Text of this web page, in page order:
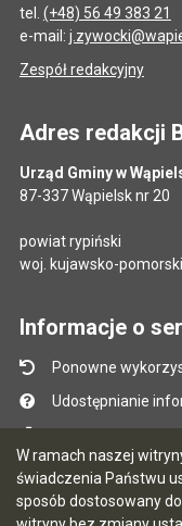
W ramach naszej
świadczenia Państwu
sposób dostosowany
tel. (+48) 56 49 383 21
e-mail:
Zespół redakcyjny
Adres redakcji
Urząd Gminy w
87-337 Wąpielsk nr 20
powiat rypiński
woj. kujawsko-
Informacje o
Ponowne
Udostępnianie
Mapa serwisu
Instrukcja obsługi
Statystyki